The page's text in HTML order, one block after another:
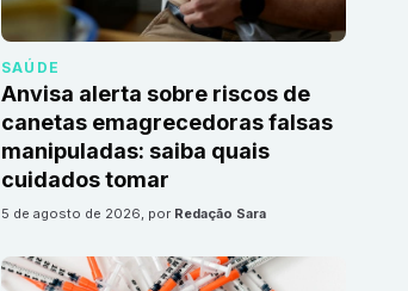
SAÚDE
Anvisa alerta sobre riscos de
canetas emagrecedoras falsas
manipuladas: saiba quais
cuidados tomar
5 de agosto de 2026, por Redação Sara